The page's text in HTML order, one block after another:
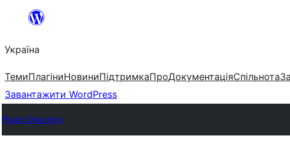
Перейти
вмісту
Україна
ТемиПлагіниНовиниПідтримкаПроДокументаціяСпільнота
Завантажити WordPress
Plugin Directory